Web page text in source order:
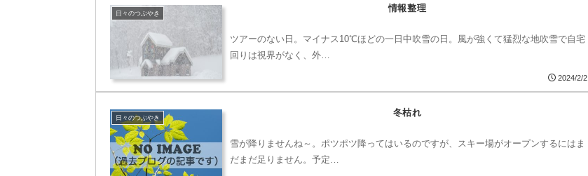
日々のつぶやき
情報整理
ツアーのない日。マイナス10℃ほどの一日中吹雪の日。風が強くて猛烈な地吹雪で自宅
回りは視界がなく、外…
2024/2/2
日々のつぶやき
冬枯れ
雪が降りませんね～。ポツポツ降ってはいるのですが、スキー場がオープンするにはま
だまだ足りません。予定…